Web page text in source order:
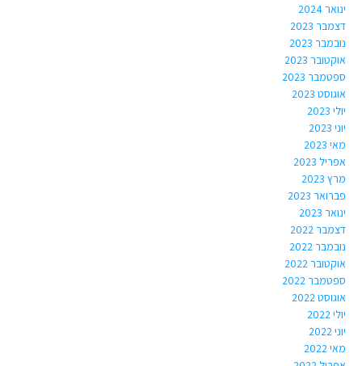
ינואר 2024
דצמבר 2023
נובמבר 2023
אוקטובר 2023
ספטמבר 2023
אוגוסט 2023
יולי 2023
יוני 2023
מאי 2023
אפריל 2023
מרץ 2023
פברואר 2023
ינואר 2023
דצמבר 2022
נובמבר 2022
אוקטובר 2022
ספטמבר 2022
אוגוסט 2022
יולי 2022
יוני 2022
מאי 2022